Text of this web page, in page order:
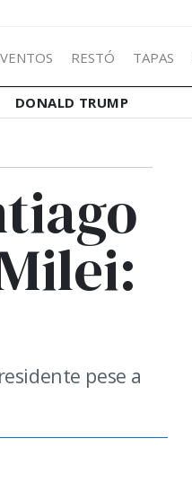
RESTÓ TAPAS
DONALD TRUMP
pese a